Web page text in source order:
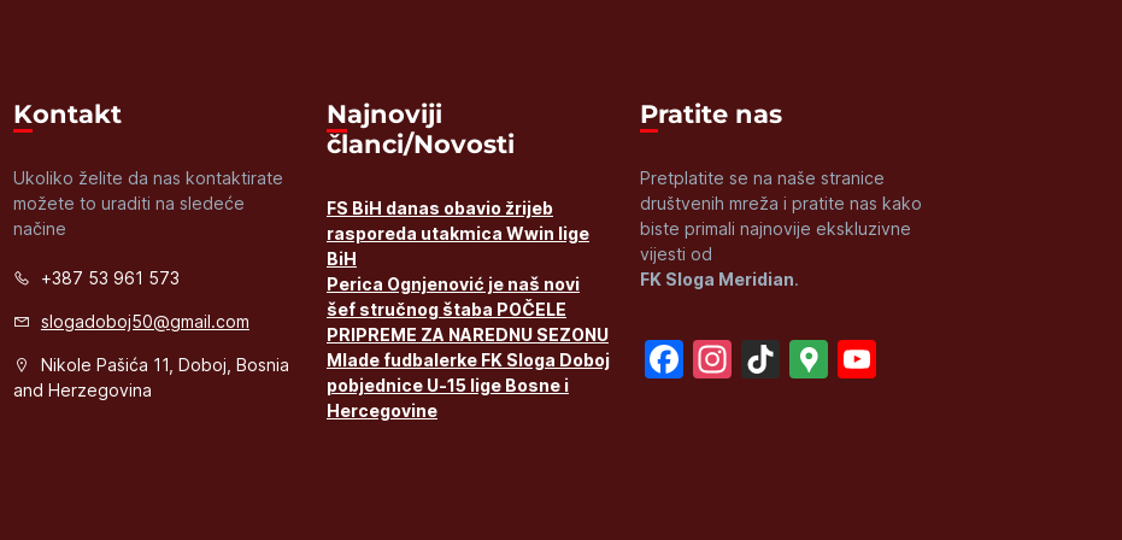
Kontakt
Ukoliko želite da nas kontaktirate
možete to uraditi na sledeće
načine
+387 53 961 573
slogadoboj50@gmail.com
Nikole Pašića 11, Doboj, Bosnia
and Herzegovina
Najnoviji
članci/Novosti
FS BiH danas obavio žrijeb
rasporeda utakmica Wwin lige
BiH
Perica Ognjenović je naš novi
šef stručnog štaba POČELE
PRIPREME ZA NAREDNU SEZONU
Mlade fudbalerke FK Sloga Doboj
pobjednice U-15 lige Bosne i
Hercegovine
Pratite nas
Pretplatite se na naše stranice
društvenih mreža i pratite nas kako
biste primali najnovije ekskluzivne
vijesti od
FK Sloga Meridian.
Facebook
Instagram
TikTokGoogle